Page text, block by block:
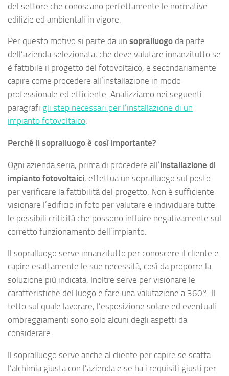
del settore che conoscano perfettamente le normative
edilizie ed ambientali in vigore.
Per questo motivo si parte da un sopralluogo da parte
dell’azienda selezionata, che deve valutare innanzitutto se
è fattibile il progetto del fotovoltaico, e secondariamente
capire come procedere all’installazione in modo
professionale ed efficiente. Analizziamo nei seguenti
paragrafi gli step necessari per l’installazione di un
impianto fotovoltaico.
Perché il sopralluogo è così importante?
Ogni azienda seria, prima di procedere all’installazione di
impianto fotovoltaici, effettua un sopralluogo sul posto
per verificare la fattibilità del progetto. Non è sufficiente
visionare l’edificio in foto per valutare e individuare tutte
le possibili criticità che possono influire negativamente sul
corretto funzionamento dell’impianto.
Il sopralluogo serve innanzitutto per conoscere il cliente e
capire esattamente le sue necessità, così da proporre la
soluzione più indicata. Inoltre serve per visionare le
caratteristiche del luogo e fare una valutazione a 360°. Il
tetto sul quale lavorare, l’esposizione solare ed eventuali
ombreggiamenti sono solo alcuni degli aspetti da
considerare.
Il sopralluogo serve anche al cliente per capire se scatta
l’alchimia giusta con l’azienda e se ha i requisiti giusti per